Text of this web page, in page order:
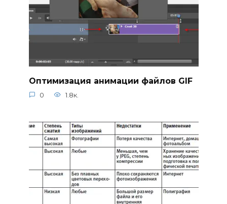
Оптимизация анимации файлов GIF
0 1.8к.